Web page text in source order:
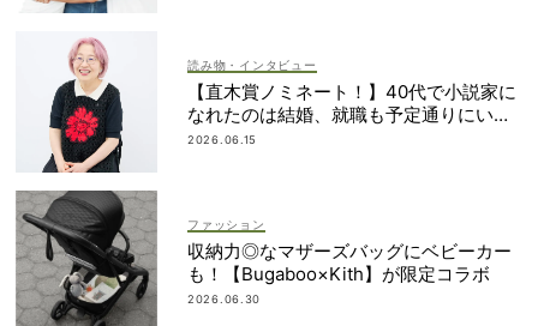
読み物・インタビュー
【直木賞ノミネート！】40代で小説家に
なれたのは結婚、就職も予定通りにいか
なかったから｜朝倉かすみさん
2026.06.15
ファッション
収納力◎なマザーズバッグにベビーカー
も！【Bugaboo×Kith】が限定コラボ
2026.06.30